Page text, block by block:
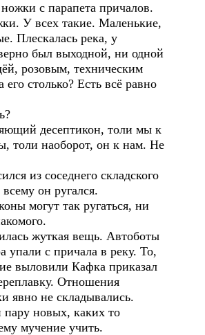
с парапета причалов.
У всех такие. Маленькие,
Плескалась река, у
был выходной, ни одной
розовым, техническим
его столько? Есть всё равно
десептикон, толи мы к
толи наоборот, он к нам. Не
из соседнего складского
он ругался.
могут так ругаться, ни
жуткая вещь. Автоботы
упали с причала в реку. То,
выловили Кафка приказал
Отношения
явно не складывались.
пару новых, каких то
мучение учить.